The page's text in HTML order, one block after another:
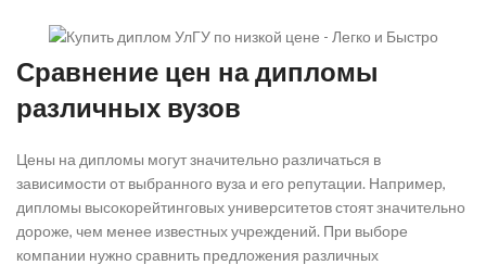
Сравнение цен на дипломы
различных вузов
Цены на дипломы могут значительно различаться в
зависимости от выбранного вуза и его репутации. Например,
дипломы высокорейтинговых университетов стоят значительно
дороже, чем менее известных учреждений. При выборе
компании нужно сравнить предложения различных